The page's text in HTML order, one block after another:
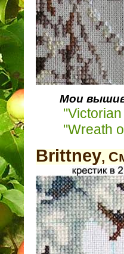
Мои
"Wreath
Brittney,